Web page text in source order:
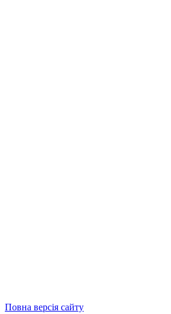
Повна версія сайту